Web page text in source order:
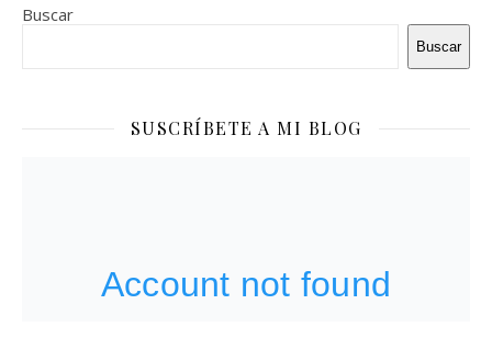
Buscar
Buscar
SUSCRÍBETE A MI BLOG